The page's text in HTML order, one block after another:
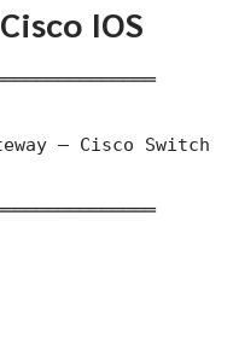
IOS
— Cisco Switch